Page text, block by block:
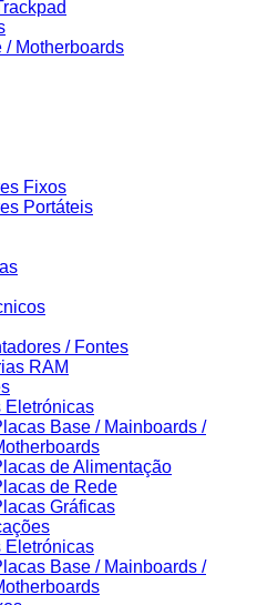
/ Motherboards
Fixos
Portáteis
/ Fontes
RAM
Eletrónicas
Base / Mainboards /
de Alimentação
de Rede
Gráficas
Eletrónicas
Base / Mainboards /